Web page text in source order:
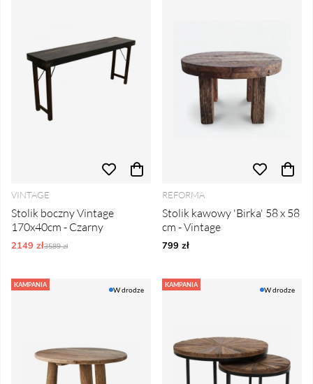
VINTAGE
Stolik boczny Vintage
170x40cm - Czarny
2149 złOrdynarne ceny:
3589 zł
REFORMA
Stolik kawowy 'Birka' 58 x 58
cm - Vintage
799 zł
KAMPANIA
W drodze
KAMPANIA
W drodze